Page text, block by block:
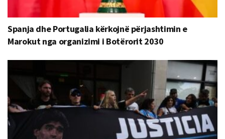
Spanja dhe Portugalia kërkojnë përjashtimin e
Marokut nga organizimi i Botërorit 2030